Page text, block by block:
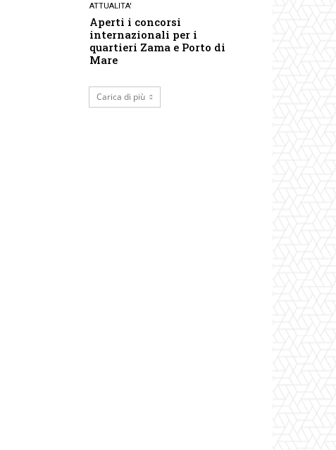
ATTUALITA'
Aperti i concorsi
internazionali per i
quartieri Zama e Porto di
Mare
Carica di più